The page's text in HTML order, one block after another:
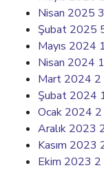
Nisan 2025 3
Şubat 2025
Mayıs 2024 1
Nisan 2024 1
Mart 2024 2
Şubat 2024
Ocak 2024 2
Aralık 2023
Kasım 2023
Ekim 2023 2